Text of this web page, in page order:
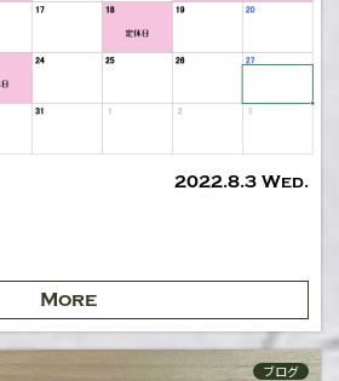
2022.8.3 Wed.
More
ブログ